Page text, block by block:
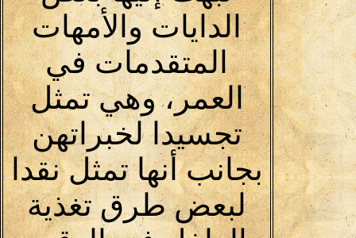
الدايات والأمهات
المتقدمات في
العمر، وهي تمثل
تجسيدا لخبراتهن
بجانب أنها تمثل نقدا
لبعض طرق تغذية